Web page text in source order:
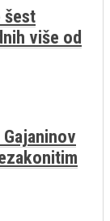
šest
više od